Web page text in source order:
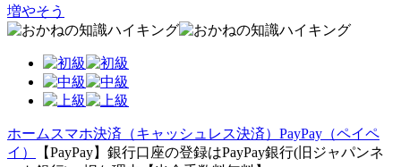
増やそう
ホーム スマホ決済（キャッシュレス決済） PayPay（ペイペ
イ）
【PayPay】銀行口座の登録はPayPay銀行(旧ジャパンネ